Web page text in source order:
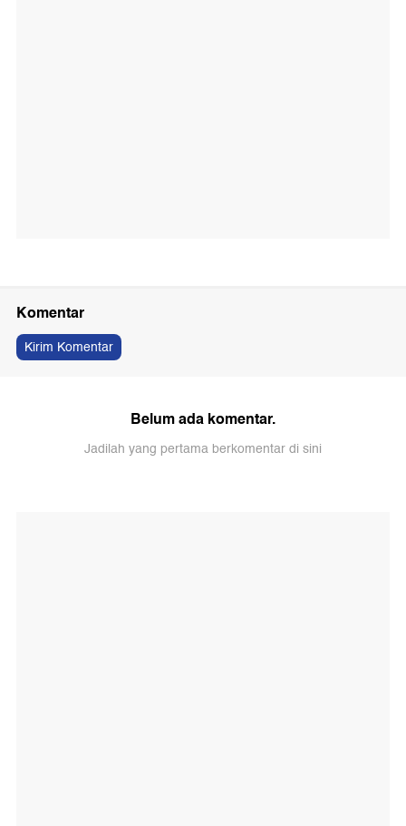
Komentar
Kirim Komentar
Belum ada komentar.
Jadilah yang pertama berkomentar di sini